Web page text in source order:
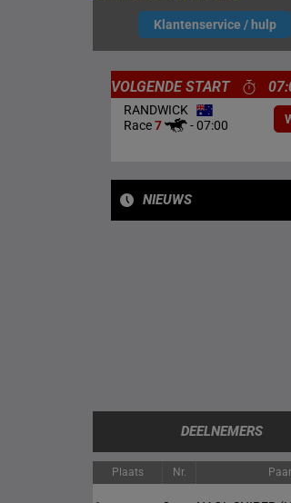
Klantenservice / hulp
VOLGENDE START
RANDWICK
Race7 -07:00
NIEUWS
DEELNEMERS
Plaats Nr.